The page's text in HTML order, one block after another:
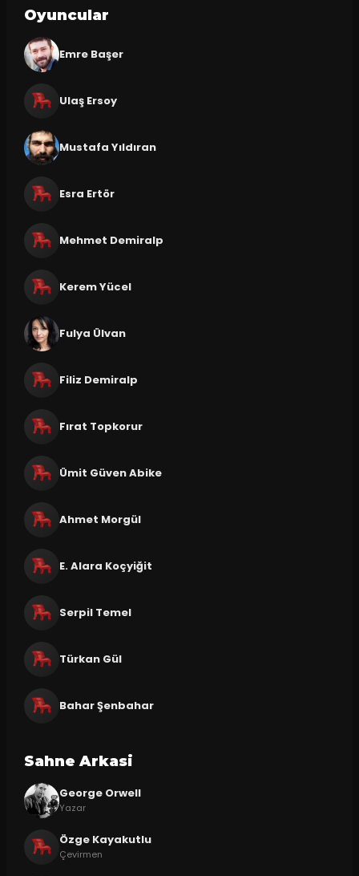
Oyuncular
Emre Başer
Ulaş Ersoy
Mustafa Yıldıran
Esra Ertör
Mehmet Demiralp
Kerem Yücel
Fulya Ülvan
Filiz Demiralp
Fırat Topkorur
Ümit Güven Abike
Ahmet Morgül
E. Alara Koçyiğit
Serpil Temel
Türkan Gül
Bahar Şenbahar
Sahne Arkasi
George Orwell
Yazar
Özge Kayakutlu
Çevirmen